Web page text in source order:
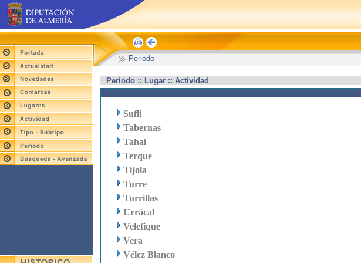
Periodo
Periodo :: Lugar :: Actividad
Suflí
Tabernas
Tahal
Terque
Tíjola
Turre
Turrillas
Urrácal
Velefique
Vera
Vélez Blanco